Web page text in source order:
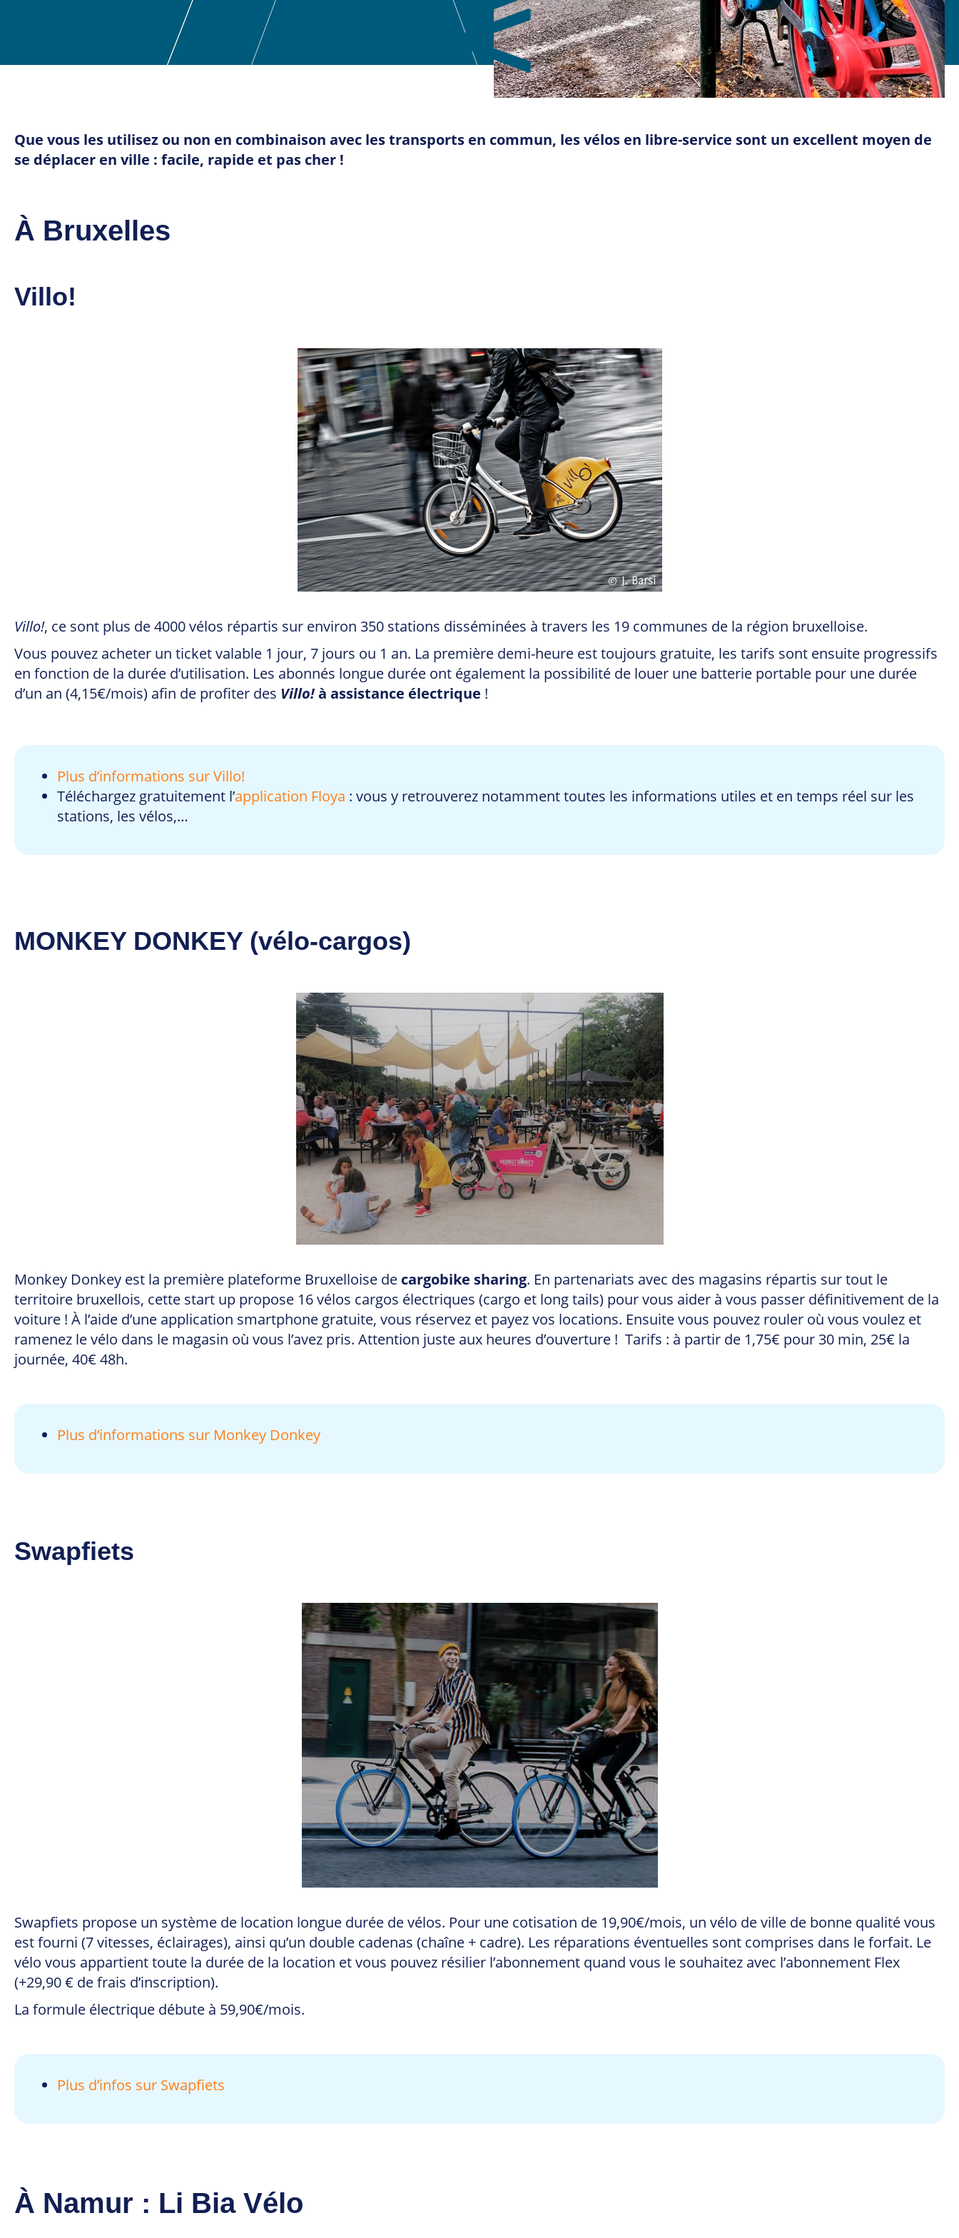
Que vous les utilisez ou non en combinaison avec les transports en commun, les vélos en libre-service sont un excellent moyen de
se déplacer en ville : facile, rapide et pas cher !
À Bruxelles
Villo!
Villo!, ce sont plus de 4000 vélos répartis sur environ 350 stations disséminées à travers les 19 communes de la région bruxelloise.
Vous pouvez acheter un ticket valable 1 jour, 7 jours ou 1 an. La première demi-heure est toujours gratuite, les tarifs sont ensuite progressifs
en fonction de la durée d’utilisation. Les abonnés longue durée ont également la possibilité de louer une batterie portable pour une durée
d’un an (4,15€/mois) afin de profiter des Villo!à assistance électrique !
Plus d’informations sur Villo!
Téléchargez gratuitement l’application Floya : vous y retrouverez notamment toutes les informations utiles et en temps réel sur les
stations, les vélos,…
MONKEY DONKEY (vélo-cargos)
Monkey Donkey est la première plateforme Bruxelloise de cargobike sharing. En partenariats avec des magasins répartis sur tout le
territoire bruxellois, cette start up propose 16 vélos cargos électriques (cargo et long tails) pour vous aider à vous passer définitivement de la
voiture ! À l’aide d’une application smartphone gratuite, vous réservez et payez vos locations. Ensuite vous pouvez rouler où vous voulez et
ramenez le vélo dans le magasin où vous l’avez pris. Attention juste aux heures d’ouverture ! Tarifs : à partir de 1,75€ pour 30 min, 25€ la
journée, 40€ 48h.
Plus d’informations sur Monkey Donkey
Swapfiets
Swapfiets propose un système de location longue durée de vélos. Pour une cotisation de 19,90€/mois, un vélo de ville de bonne qualité vous
est fourni (7 vitesses, éclairages), ainsi qu’un double cadenas (chaîne + cadre). Les réparations éventuelles sont comprises dans le forfait. Le
vélo vous appartient toute la durée de la location et vous pouvez résilier l’abonnement quand vous le souhaitez avec l’abonnement Flex
(+29,90 € de frais d’inscription).
La formule électrique débute à 59,90€/mois.
Plus d’infos sur Swapfiets
À Namur : Li Bia Vélo